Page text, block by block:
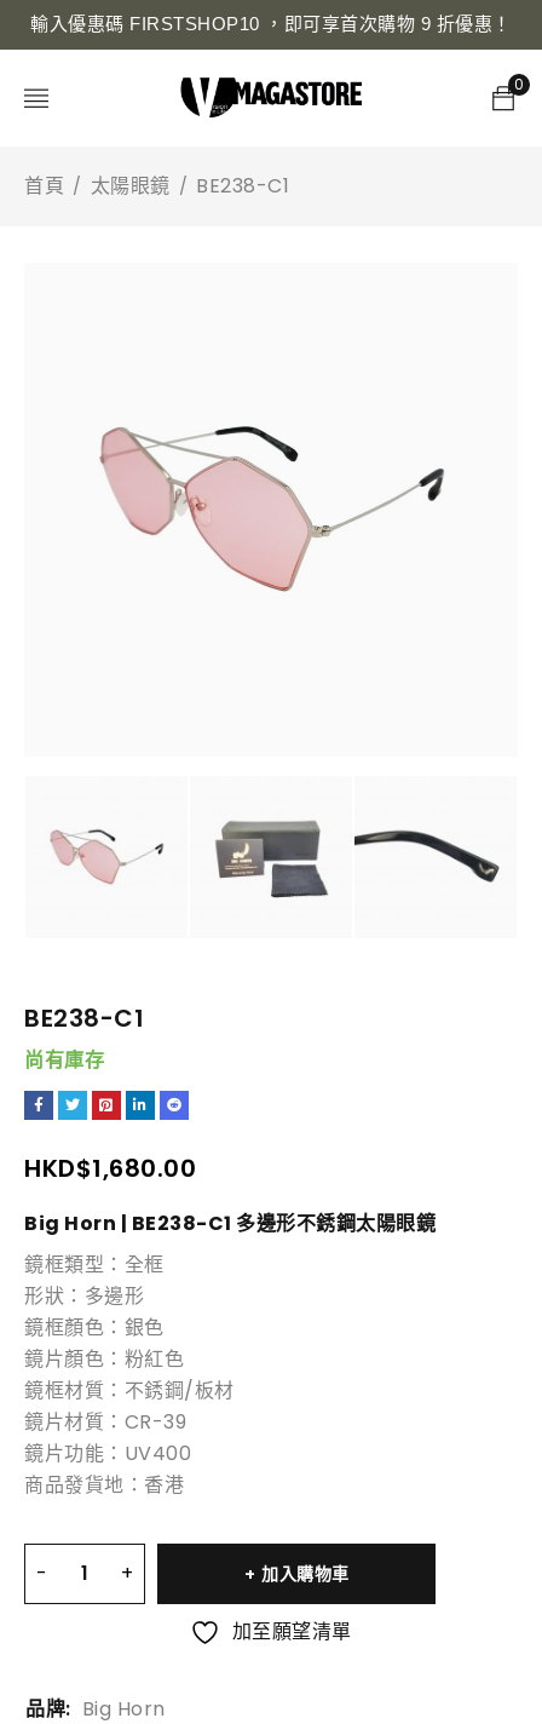
輸入優惠碼 FIRSTSHOP10 ，即可享首次購物 9 折優惠！
0
首頁 / 太陽眼鏡 / BE238-C1
BE238-C1
尚有庫存
HKD$1,680.00
Big Horn | BE238-C1 多邊形不銹鋼太陽眼鏡
鏡框類型：全框
形狀：多邊形
鏡框顏色：銀色
鏡片顏色：粉紅色
鏡框材質：不銹鋼/板材
鏡片材質：CR-39
鏡片功能：UV400
商品發貨地：香港
加入購物車
加至願望清單
品牌: Big Horn